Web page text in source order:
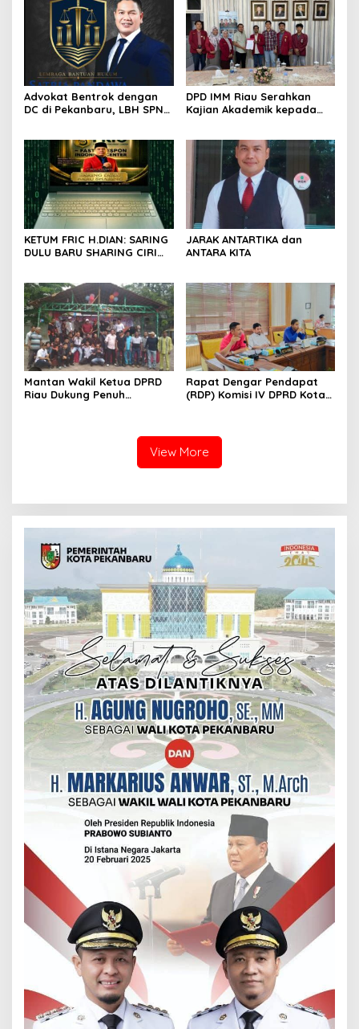
Advokat Bentrok dengan
DC di Pekanbaru, LBH SPN
DPD IMM Riau Serahkan
Kajian Akademik kepada
KETUM FRIC H.DIAN: SARING
DULU BARU SHARING CIRI
JARAK ANTARTIKA dan
ANTARA KITA
Mantan Wakil Ketua DPRD
Riau Dukung Penuh
Rapat Dengar Pendapat
(RDP) Komisi IV DPRD Kota
View More